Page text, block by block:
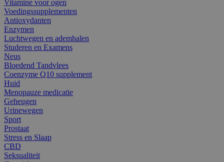
Vitamine voor ogen
Voedingssupplementen
Antioxydanten
Enzymen
Luchtwegen en ademhalen
Studeren en Examens
Neus
Bloedend Tandvlees
Coenzyme Q10 supplement
Huid
Menopauze medicatie
Geheugen
Urinewegen
Sport
Prostaat
Stress en Slaap
CBD
Seksualiteit